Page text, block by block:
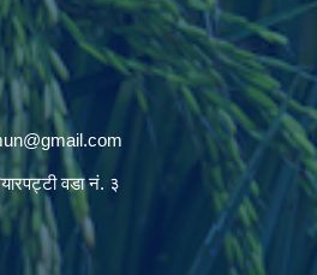
वडा नं. ३